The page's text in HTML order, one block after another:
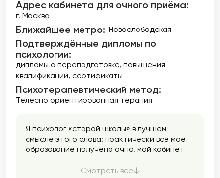
Адрес кабинета для очного приёма:
г. Москва
Ближайшее метро: Новослободская
Подтверждённые дипломы по
психологии:
дипломы о переподготовке повышения
квалификации сертификаты
Психотерапевтический метод:
Телесно ориентированная терапия
Я психолог «старой школы» в лучшем
смысле этого слова: практически все моё
образование получено очно, мой кабинет
ритм современного мира и понимаю запрос
Смотреть все